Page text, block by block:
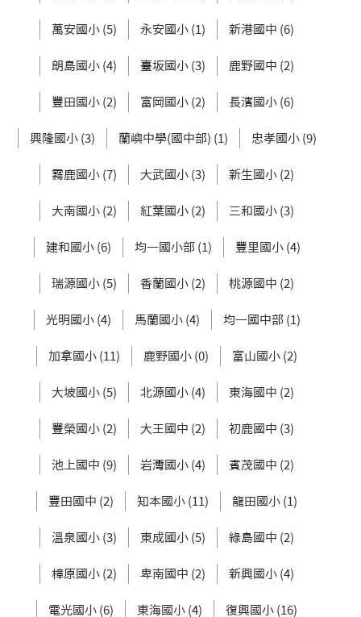
萬安國小 (5) 永安國小 (1) 新港國中 (6)
朗島國小 (4) 臺坂國小 (3) 鹿野國中 (2)
豐田國小 (2) 富岡國小 (2) 長濱國小 (6)
興隆國小 (3) 蘭嶼中學(國中部) (1) 忠孝國小 (9)
霧鹿國小 (7) 大武國小 (3) 新生國小 (2)
大南國小 (2) 紅葉國小 (2) 三和國小 (3)
建和國小 (6) 均一國小部 (1) 豐里國小 (4)
瑞源國小 (5) 香蘭國小 (2) 桃源國中 (2)
光明國小 (4) 馬蘭國小 (4) 均一國中部 (1)
加拿國小 (11) 鹿野國小 (0) 富山國小 (2)
大坡國小 (5) 北源國小 (4) 東海國中 (2)
豐榮國小 (2) 大王國中 (2) 初鹿國中 (3)
池上國中 (9) 岩灣國小 (4) 賓茂國中 (2)
豐田國中 (2) 知本國小 (11) 龍田國小 (1)
溫泉國小 (3) 東成國小 (5) 綠島國中 (2)
樟原國小 (2) 卑南國中 (2) 新興國小 (4)
電光國小 (6) 東海國小 (4) 復興國小 (16)